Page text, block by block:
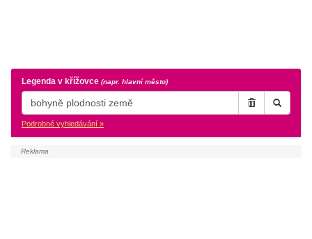
Legenda v křížovce (napr. hlavní město)
Podrobné vyhledávání »